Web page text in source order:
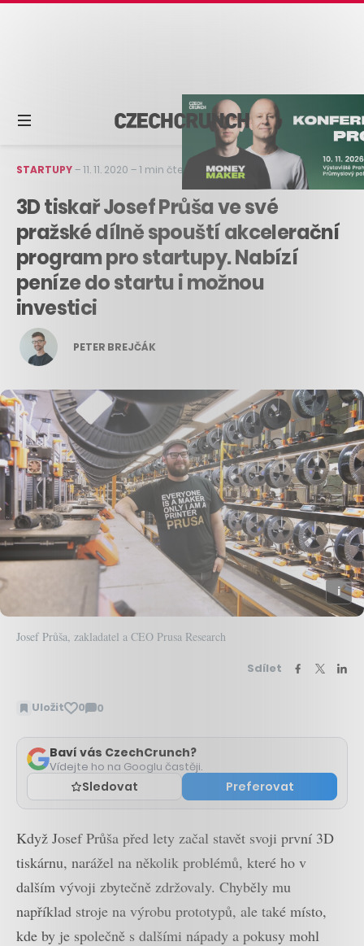
STARTUPY–11. 11. 2020 –1 min čtení
3D tiskař Josef Průša ve své
pražské dílně spouští akcelerační
program pro startupy. Nabízí
peníze do startu i možnou
investici
PETER BREJČÁK
Josef Průša, zakladatel a CEO Prusa Research
Sdílet
Uložit 0 0
Zobrazit
Baví vás CzechCrunch?
Vídejte ho na Googlu častěji.
Sledovat Preferovat
Když Josef Průša před lety začal stavět svoji první 3D
tiskárnu, narážel na několik problémů, které ho v
dalším vývoji zbytečně zdržovaly. Chyběly mu
například stroje na výrobu prototypů, ale také místo,
kde by je společně s dalšími nápady a pokusy mohl